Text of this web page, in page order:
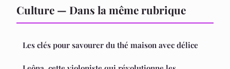
Culture — Dans la même rubrique
Les clés pour savourer du thé maison avec délice